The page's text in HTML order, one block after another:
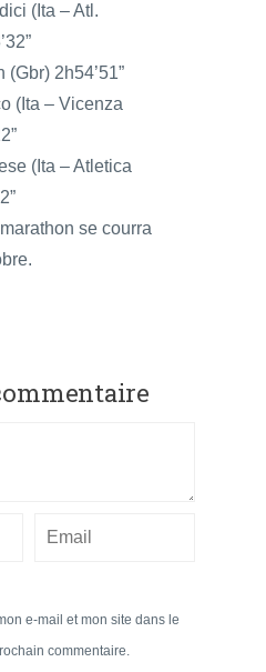
(Ita – Atl.
2h54’51”
(Ita – Vicenza
(Ita – Atletica
se courra
e-mail et mon site dans le
commentaire.